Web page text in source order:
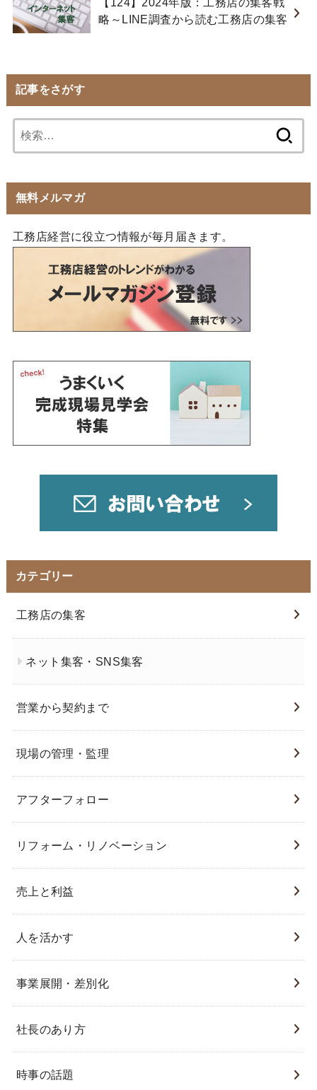
略～LINE調査から読む工務店の集客
記事をさがす
索:
無料メルマガ
工務店経営に役立つ情報が毎月届きます。
カテゴリー
工務店の集客
ネット集客・SNS集客
営業から契約まで
現場の管理・監理
アフターフォロー
リフォーム・リノベーション
売上と利益
人を活かす
事業展開・差別化
社長のあり方
時事の話題